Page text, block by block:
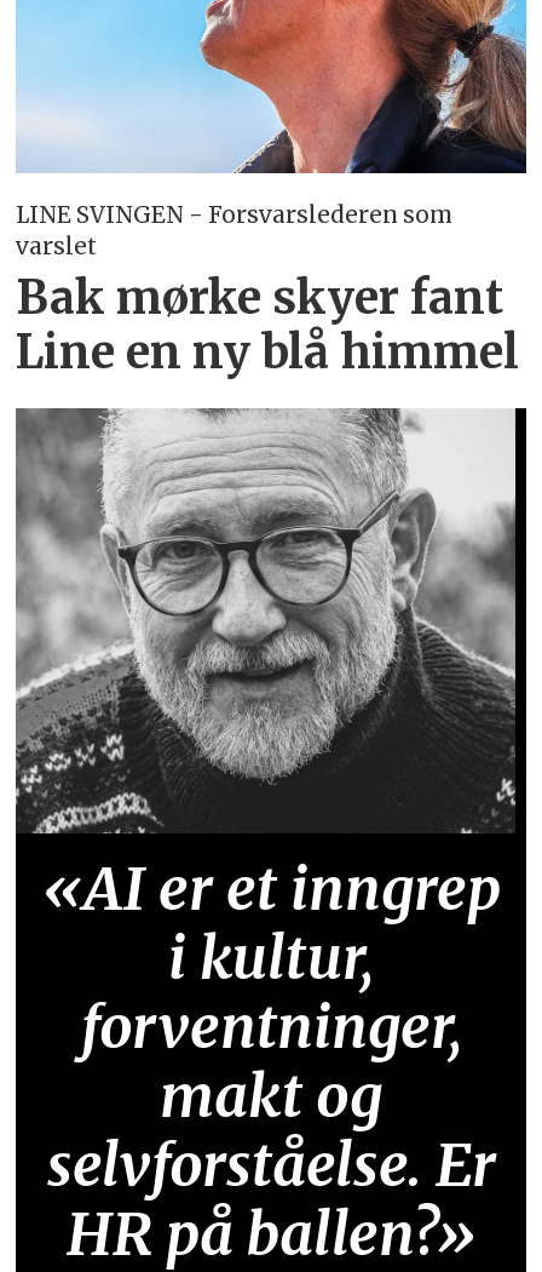
LINE SVINGEN - Forsvarslederen som
varslet
Bak mørke skyer fant
Line en ny blå himmel
«AI er et inngrep
i kultur,
forventninger,
makt og
selvforståelse. Er
HR på ballen?»